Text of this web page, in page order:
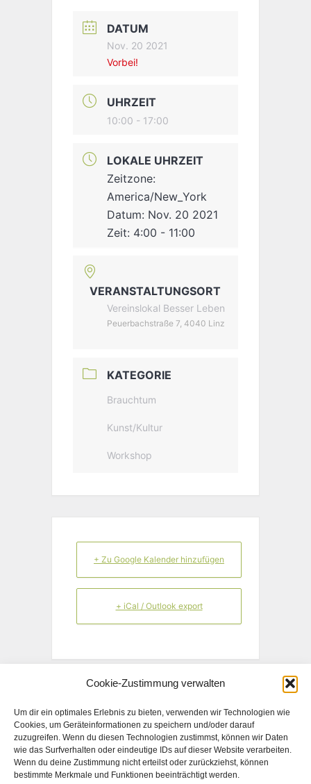
Cookie-Zustimmung verwalten
Um dir ein optimales Erlebnis zu bieten, verwenden wir Technologien wie
Cookies, um Geräteinformationen zu speichern und/oder darauf
zuzugreifen. Wenn du diesen Technologien zustimmst, können wir Daten
wie das Surfverhalten oder eindeutige IDs auf dieser Website verarbeiten.
Wenn du deine Zustimmung nicht erteilst oder zurückziehst, können
bestimmte Merkmale und Funktionen beeinträchtigt werden.
DATUM
Nov. 20 2021
Vorbei!
UHRZEIT
10:00 - 17:00
LOKALE UHRZEIT
Zeitzone:
America/New_York
Datum: Nov. 20 2021
Zeit: 4:00 - 11:00
VERANSTALTUNGSORT
Vereinslokal Besser Leben
Peuerbachstraße 7, 4040 Linz
KATEGORIE
Brauchtum
Kunst/Kultur
Workshop
+ Zu Google Kalender hinzufügen
+ iCal / Outlook export